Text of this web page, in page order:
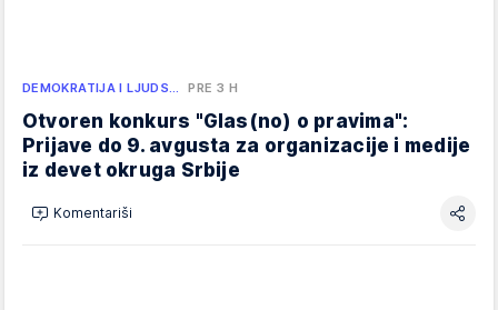
DEMOKRATIJA I LJUDS… PRE 3 H
Otvoren konkurs "Glas(no) o pravima":
Prijave do 9. avgusta za organizacije i medije
iz devet okruga Srbije
Komentariši